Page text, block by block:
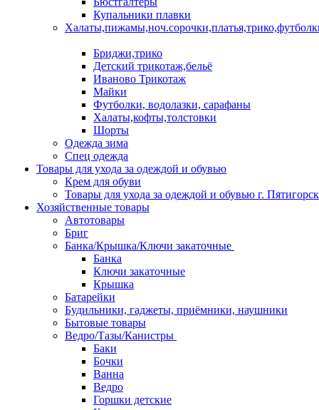
Купальники плавки
Бриджи,трико
Детский трикотаж,бельё
Иваново Трикотаж
Майки
Футболки, водолазки, сарафаны
Халаты,кофты,толстовки
Шорты
Одежда зима
Спец одежда
Товары для ухода за одеждой и обувью
Крем для обуви
Товары для ухода за одеждой и обувью г. Пятигорск
Хозяйственные товары
Автотовары
Бриг
Банка/Крышка/Ключи закаточные
Банка
Ключи закаточные
Крышка
Батарейки
Будильники, гаджеты, приёмники, наушники
Бытовые товары
Ведро/Тазы/Канистры
Баки
Бочки
Ванна
Ведро
Горшки детские